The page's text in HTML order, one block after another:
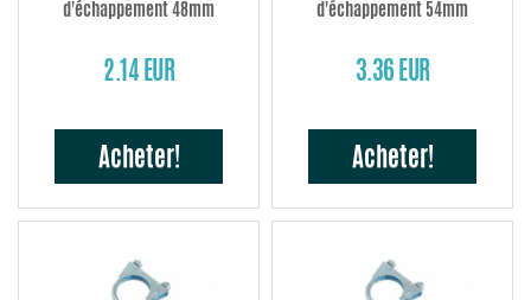
d'échappement 48mm
2.14 EUR
Acheter!
d'échappement 54mm
3.36 EUR
Acheter!